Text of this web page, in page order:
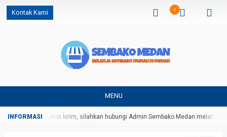
Kontak Kami 0
MENU
harga dan ongkos kirim, silahkan hubungi Admin Sembako Medan melalui